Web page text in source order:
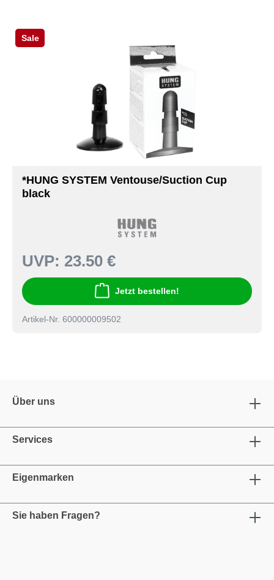
Sale
*HUNG SYSTEM Ventouse/Suction Cup
black
UVP: 23.50 €
Jetzt bestellen!
Artikel-Nr. 600000009502
Über uns
Services
Eigenmarken
Sie haben Fragen?